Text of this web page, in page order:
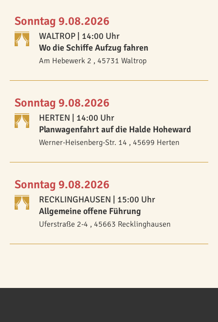
Sonntag 9.08.2026
WALTROP | 14:00 Uhr
Wo die Schiffe Aufzug fahren
Am Hebewerk 2 , 45731 Waltrop
Sonntag 9.08.2026
HERTEN | 14:00 Uhr
Planwagenfahrt auf die Halde Hoheward
Werner-Heisenberg-Str. 14 , 45699 Herten
Sonntag 9.08.2026
RECKLINGHAUSEN | 15:00 Uhr
Allgemeine offene Führung
Uferstraße 2-4 , 45663 Recklinghausen